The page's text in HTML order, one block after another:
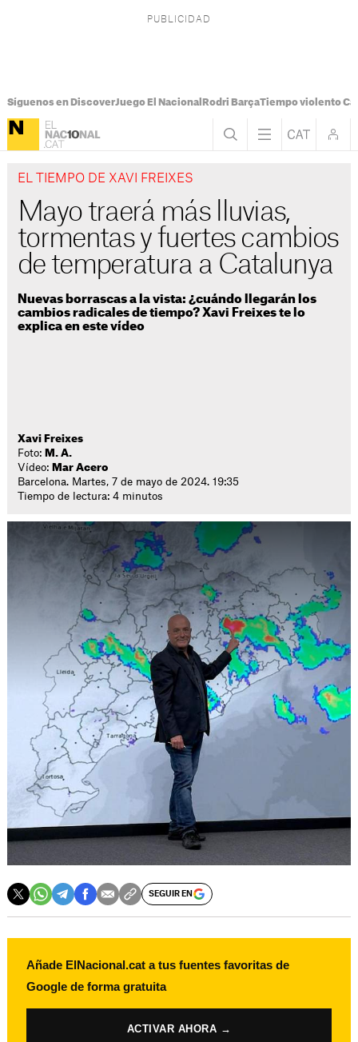
Síguenos en DiscoverJuego El Nacional Rodri BarçaTiempo violento
EL TIEMPO DE XAVI FREIXES
Mayo traerá más lluvias,
tormentas y fuertes cambios
de temperatura a Catalunya
Nuevas borrascas a la vista: ¿cuándo llegarán los
cambios radicales de tiempo? Xavi Freixes te lo
explica en este vídeo
Xavi Freixes
Foto: M. A.
Vídeo: Mar Acero
Barcelona. Martes, 7 de mayo de 2024. 19:35
Tiempo de lectura: 4 minutos
SEGUIR EN
Añade ElNacional.cat a tus fuentes favoritas de
Google de forma gratuita
ACTIVAR AHORA →